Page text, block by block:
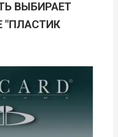
ВЫБИРАЕТ
"ПЛАСТИК